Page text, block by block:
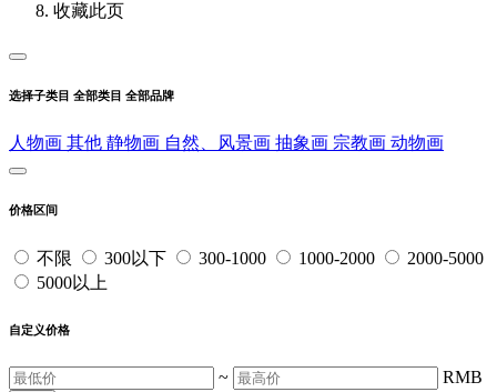
收藏此页
选择子类目 全部类目 全部品牌
人物画 其他 静物画 自然、风景画 抽象画 宗教画 动物画
价格区间
不限 300以下 300-1000 1000-2000
2000-5000
5000以上
自定义价格
~ RMB